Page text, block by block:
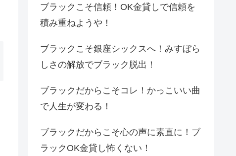
ブラックこそ信頼！OK金貸しで信頼を
積み重ねようや！
ブラックこそ銀座シックスへ！みすぼら
しさの解放でブラック脱出！
ブラックだからこそコレ！かっこいい曲
で人生が変わる！
ブラックだからこそ心の声に素直に！ブ
ラックOK金貸し怖くない！